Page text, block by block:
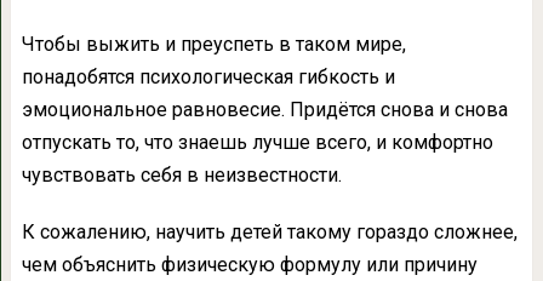
Чтобы выжить и преуспеть в таком мире,
понадобятся психологическая гибкость и
эмоциональное равновесие. Придётся снова и снова
отпускать то, что знаешь лучше всего, и комфортно
чувствовать себя в неизвестности.
К сожалению, научить детей такому гораздо сложнее,
чем объяснить физическую формулу или причину